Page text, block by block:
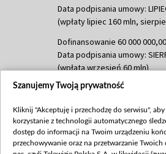
Data podpisania umowy:
(wpłaty lipiec 160 mln,
Dofinansowanie 60 000
Data podpisania umowy:
(wpłata wrzesień 60 mln)
Dofinansowanie 635 783
(wpłata wrzesień 100 mln,
mln, listopad 265 mln)
Dofinansowanie 48 862
Szanujemy Twoją prywatność
Kliknij "Akceptuję i przechodzę do serwisu",
korzystanie z technologii automatycznego
dostęp do informacji na Twoim urządzeniu
przechowywanie oraz na przetwarzanie